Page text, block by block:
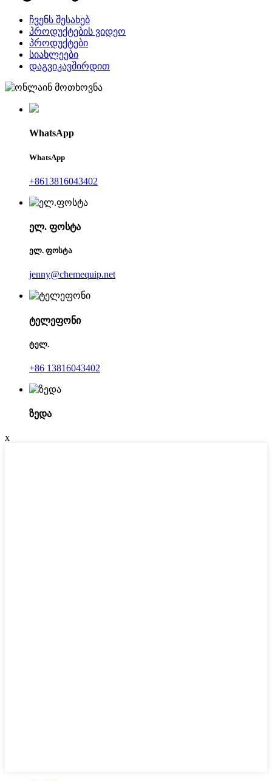
ჩვენს შესახებ
პროდუქტების ვიდეო
პროდუქტები
სიახლეები
დაგვიკავშირდით
WhatsApp
WhatsApp
+8613816043402
ელ. ფოსტა
ელ. ფოსტა
jenny@chemequip.net
ტელეფონი
ტელ.
+86 13816043402
ზედა
x